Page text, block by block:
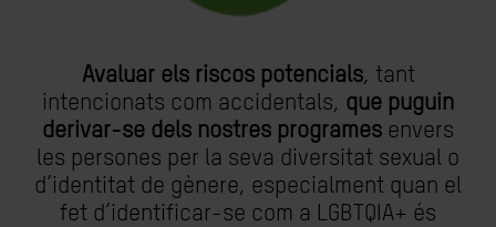
Avaluar els riscos potencials, tant
intencionats com accidentals, que puguin
derivar-se dels nostres programes envers
les persones per la seva diversitat sexual o
d’identitat de gènere, especialment quan el
fet d’identificar-se com a LGBTQIA+ és